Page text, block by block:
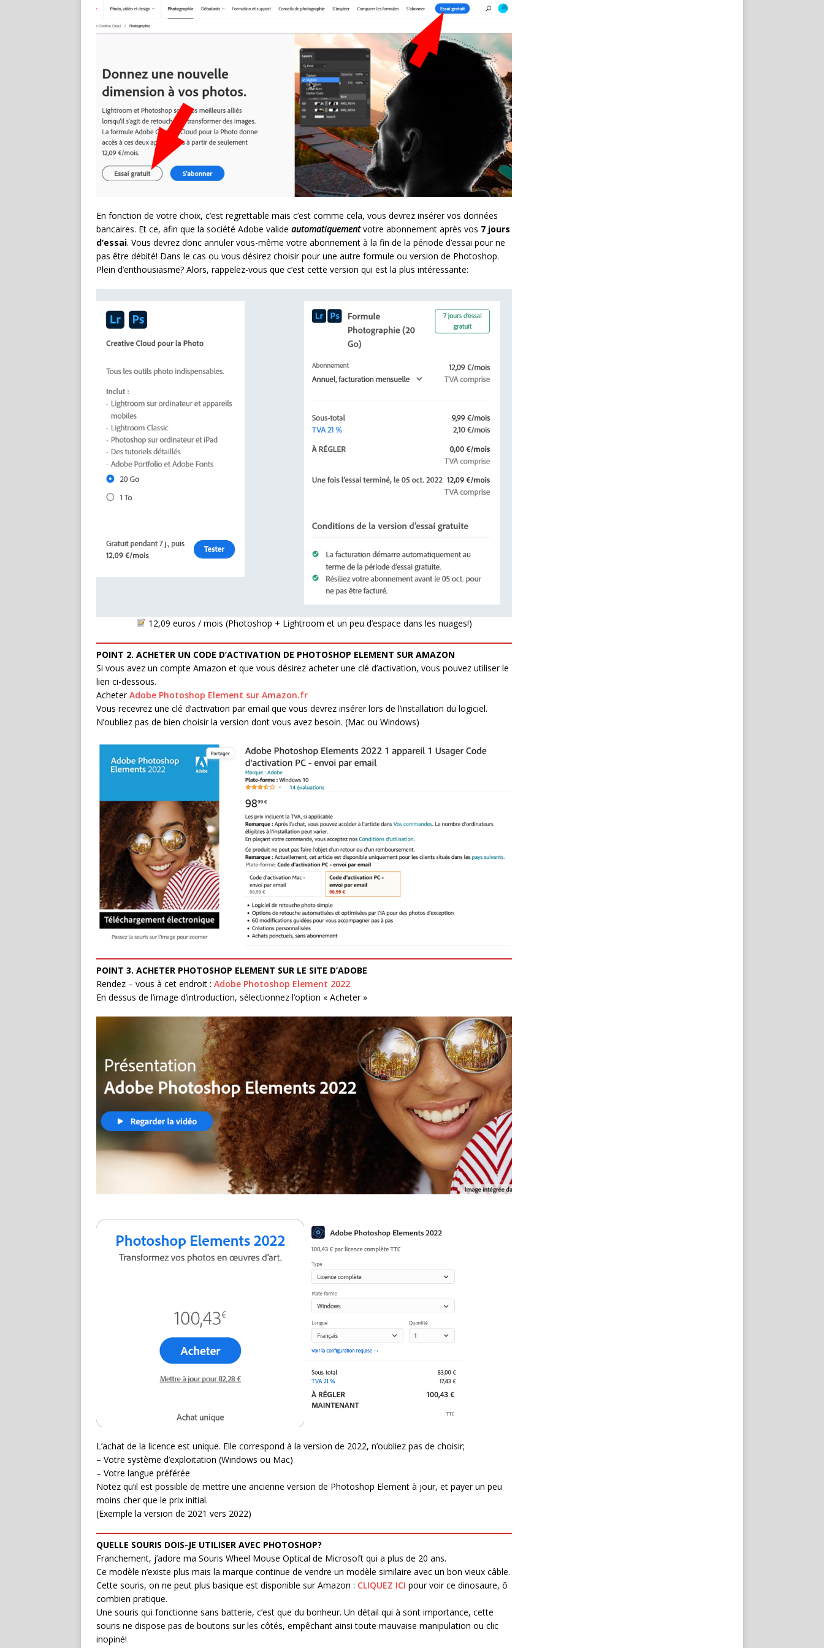
En fonction de votre choix, c’est regrettable mais c’est comme cela, vous devrez insérer vos données
bancaires. Et ce, afin que la société Adobe valide automatiquementvotre abonnement après vos 7 jours
d’essai. Vous devrez donc annuler vous-même votre abonnement à la fin de la période d’essai pour ne
pas être débité! Dans le cas ou vous désirez choisir pour une autre formule ou version de Photoshop.
Plein d’enthousiasme? Alors, rappelez-vous que c’est cette version qui est la plus intéressante:
12,09 euros / mois (Photoshop + Lightroom et un peu d’espace dans les nuages!)
POINT 2. ACHETER UN CODE D’ACTIVATION DE PHOTOSHOP ELEMENT SUR AMAZON
Si vous avez un compte Amazon et que vous désirez acheter une clé d’activation, vous pouvez utiliser le
lien ci-dessous.
AcheterAdobe Photoshop Element sur Amazon.fr
Vous recevrez une clé d’activation par email que vous devrez insérer lors de l’installation du logiciel.
N’oubliez pas de bien choisir la version dont vous avez besoin. (Mac ou Windows)
POINT 3. ACHETER PHOTOSHOP ELEMENT SUR LE SITE D’ADOBE
Rendez – vous à cet endroit : Adobe Photoshop Element 2022
En dessus de l’image d’introduction, sélectionnez l’option « Acheter »
L’achat de la licence est unique. Elle correspond à la version de 2022, n’oubliez pas de choisir;
– Votre système d’exploitation (Windows ou Mac)
– Votre langue préférée
Notez qu’il est possible de mettre une ancienne version de Photoshop Element à jour, et payer un peu
moins cher que le prix initial.
(Exemple la version de 2021 vers 2022)
QUELLE SOURIS DOIS-JE UTILISER AVEC PHOTOSHOP?
Franchement, j’adore ma Souris Wheel Mouse Optical de Microsoft qui a plus de 20 ans.
Ce modèle n’existe plus mais la marque continue de vendre un modèle similaire avec un bon vieux câble.
Cette souris, on ne peut plus basique est disponible sur Amazon : CLIQUEZ ICI pour voir ce dinosaure, ô
combien pratique.
Une souris qui fonctionne sans batterie, c’est que du bonheur. Un détail qui à sont importance, cette
souris ne dispose pas de boutons sur les côtés, empêchant ainsi toute mauvaise manipulation ou clic
inopiné!